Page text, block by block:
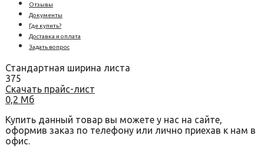
Отзывы
Документы
Где купить?
Доставка и оплата
Задать вопрос
Стандартная ширина листа
375
Скачать прайс-лист
0,2 Мб
Купить данный товар вы можете у нас на сайте,
оформив заказ по телефону или лично приехав к нам в
офис.